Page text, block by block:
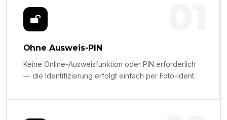
Ohne Ausweis-PIN
Keine Online-Ausweisfunktion oder PIN erforderlich
— die Identifizierung erfolgt einfach per Foto-Ident.